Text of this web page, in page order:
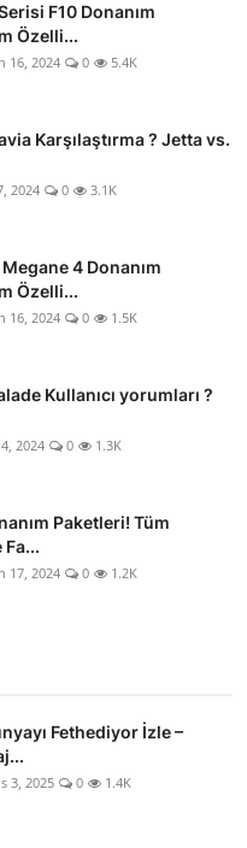
F10 Donanım
Özelli...
16, 2024 0 5.4K
Karşılaştırma ? Jetta vs.
2024 0 3.1K
4 Donanım
Özelli...
16, 2024 0 1.5K
Kullanıcı yorumları ?
2024 0 1.3K
Paketleri! Tüm
17, 2024 0 1.2K
Fethediyor İzle –
3, 2025 0 1.4K